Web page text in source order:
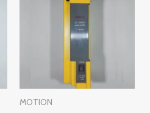
MOTION